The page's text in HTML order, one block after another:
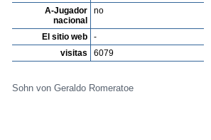
A-Jugador
nacional
no
El sitio web
-
visitas
6079
Sohn von Geraldo Romeratoe